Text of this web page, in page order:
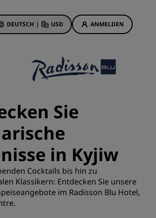
DEUTSCH | USD ANMELDEN
Hotelangebote
Bonus für die erste Buchung
Deals of the Day
Im Voraus buchen
Unsere Angebote anzeigen
Reisevorschläge
Familienfreundliche Hotels
Sie
in Kyjiw
Cocktails bis hin zu
Klassikern: Entdecken Sie unsere
im Radisson Blu Hotel,